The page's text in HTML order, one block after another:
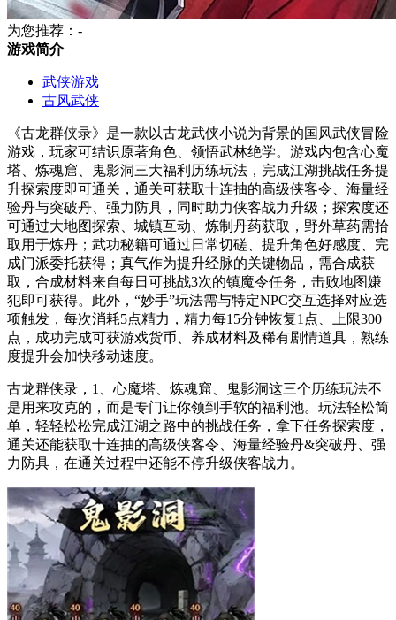
为您推荐：-
游戏简介
武侠游戏
古风武侠
《古龙群侠录》是一款以古龙武侠小说为背景的国风武侠冒险
游戏，玩家可结识原著角色、领悟武林绝学。游戏内包含心魔
塔、炼魂窟、鬼影洞三大福利历练玩法，完成江湖挑战任务提
升探索度即可通关，通关可获取十连抽的高级侠客令、海量经
验丹与突破丹、强力防具，同时助力侠客战力升级；探索度还
可通过大地图探索、城镇互动、炼制丹药获取，野外草药需拾
取用于炼丹；武功秘籍可通过日常切磋、提升角色好感度、完
成门派委托获得；真气作为提升经脉的关键物品，需合成获
取，合成材料来自每日可挑战3次的镇魔令任务，击败地图嫌
犯即可获得。此外，“妙手”玩法需与特定NPC交互选择对应选
项触发，每次消耗5点精力，精力每15分钟恢复1点、上限300
点，成功完成可获游戏货币、养成材料及稀有剧情道具，熟练
度提升会加快移动速度。
古龙群侠录，1、心魔塔、炼魂窟、鬼影洞这三个历练玩法不
是用来攻克的，而是专门让你领到手软的福利池。玩法轻松简
单，轻轻松松完成江湖之路中的挑战任务，拿下任务探索度，
通关还能获取十连抽的高级侠客令、海量经验丹&突破丹、强
力防具，在通关过程中还能不停升级侠客战力。